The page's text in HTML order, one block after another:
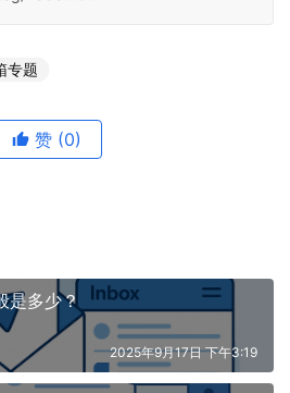
专题
赞 (0)
是多少？
2025年9月17日 下午3:19